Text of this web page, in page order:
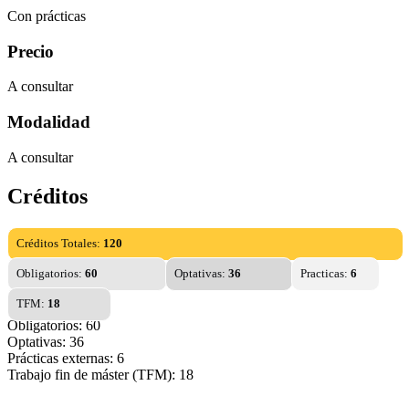
Con prácticas
Precio
A consultar
Modalidad
A consultar
Créditos
Créditos Totales: 120
Obligatorios: 60 Optativas: 36 Practicas:6
TFM: 18
Obligatorios: 60
Optativas: 36
Prácticas externas: 6
Trabajo fin de máster (TFM): 18